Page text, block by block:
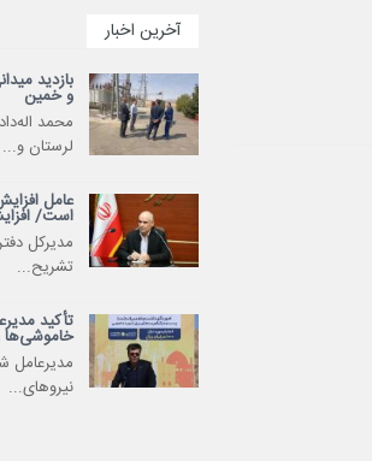
آخرین اخبار
بازدید
و خمین
محمد
لرستان و...
عامل
است/
مدیرکل
تشریح...
تأکید
خاموشی‌ها
مدیرعامل
نیروهای...